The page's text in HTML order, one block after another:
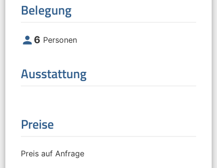
Belegung
person 6 Personen
Ausstattung
Preise
Preis auf Anfrage